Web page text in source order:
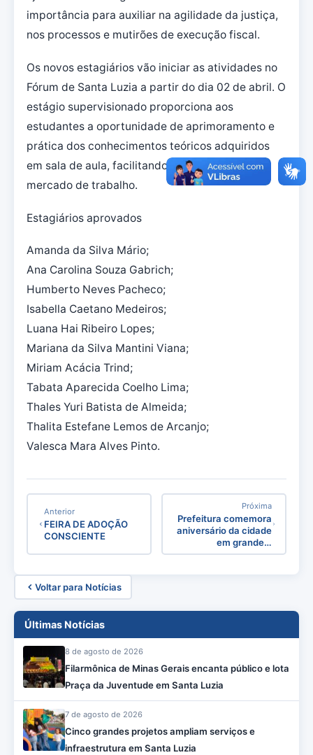
importância para auxiliar na agilidade da justiça,
nos processos e mutirões de execução fiscal.
Os novos estagiários vão iniciar as atividades no
Fórum de Santa Luzia a partir do dia 02 de abril. O
estágio supervisionado proporciona aos
estudantes a oportunidade de aprimoramento e
prática dos conhecimentos teóricos adquiridos
em sala de aula, facilitando a integração no
mercado de trabalho.
Estagiários aprovados
Amanda da Silva Mário;
Ana Carolina Souza Gabrich;
Humberto Neves Pacheco;
Isabella Caetano Medeiros;
Luana Hai Ribeiro Lopes;
Mariana da Silva Mantini Viana;
Miriam Acácia Trind;
Tabata Aparecida Coelho Lima;
Thales Yuri Batista de Almeida;
Thalita Estefane Lemos de Arcanjo;
Valesca Mara Alves Pinto.
Anterior
FEIRA DE ADOÇÃO
CONSCIENTE
Próxima
Prefeitura comemora
aniversário da cidade
em grande…
Voltar para Notícias
Últimas Notícias
8 de agosto de 2026
Filarmônica de Minas Gerais encanta público e lota
Praça da Juventude em Santa Luzia
7 de agosto de 2026
Cinco grandes projetos ampliam serviços e
infraestrutura em Santa Luzia